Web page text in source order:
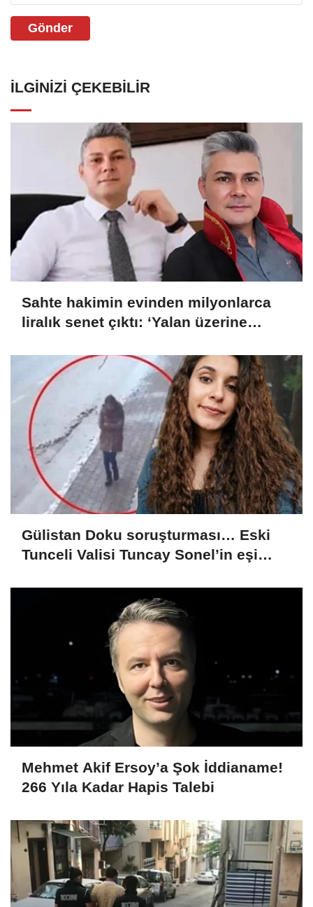
Gönder
İLGINIZI ÇEKEBILIR
Sahte hakimin evinden milyonlarca
liralık senet çıktı: ‘Yalan üzerine
Gülistan Doku soruşturması… Eski
Tunceli Valisi Tuncay Sonel’in eşi
Mehmet Akif Ersoy’a Şok İddianame!
266 Yıla Kadar Hapis Talebi